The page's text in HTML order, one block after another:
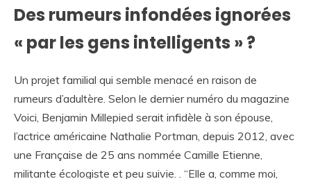
Des rumeurs infondées ignorées
« par les gens intelligents » ?
Un projet familial qui semble menacé en raison de
rumeurs d’adultère. Selon le dernier numéro du magazine
Voici, Benjamin Millepied serait infidèle à son épouse,
l’actrice américaine Nathalie Portman, depuis 2012, avec
une Française de 25 ans nommée Camille Etienne,
militante écologiste et peu suivie. . “Elle a, comme moi,